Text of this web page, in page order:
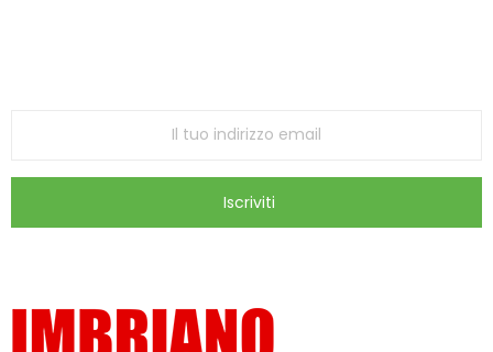
Iscriviti